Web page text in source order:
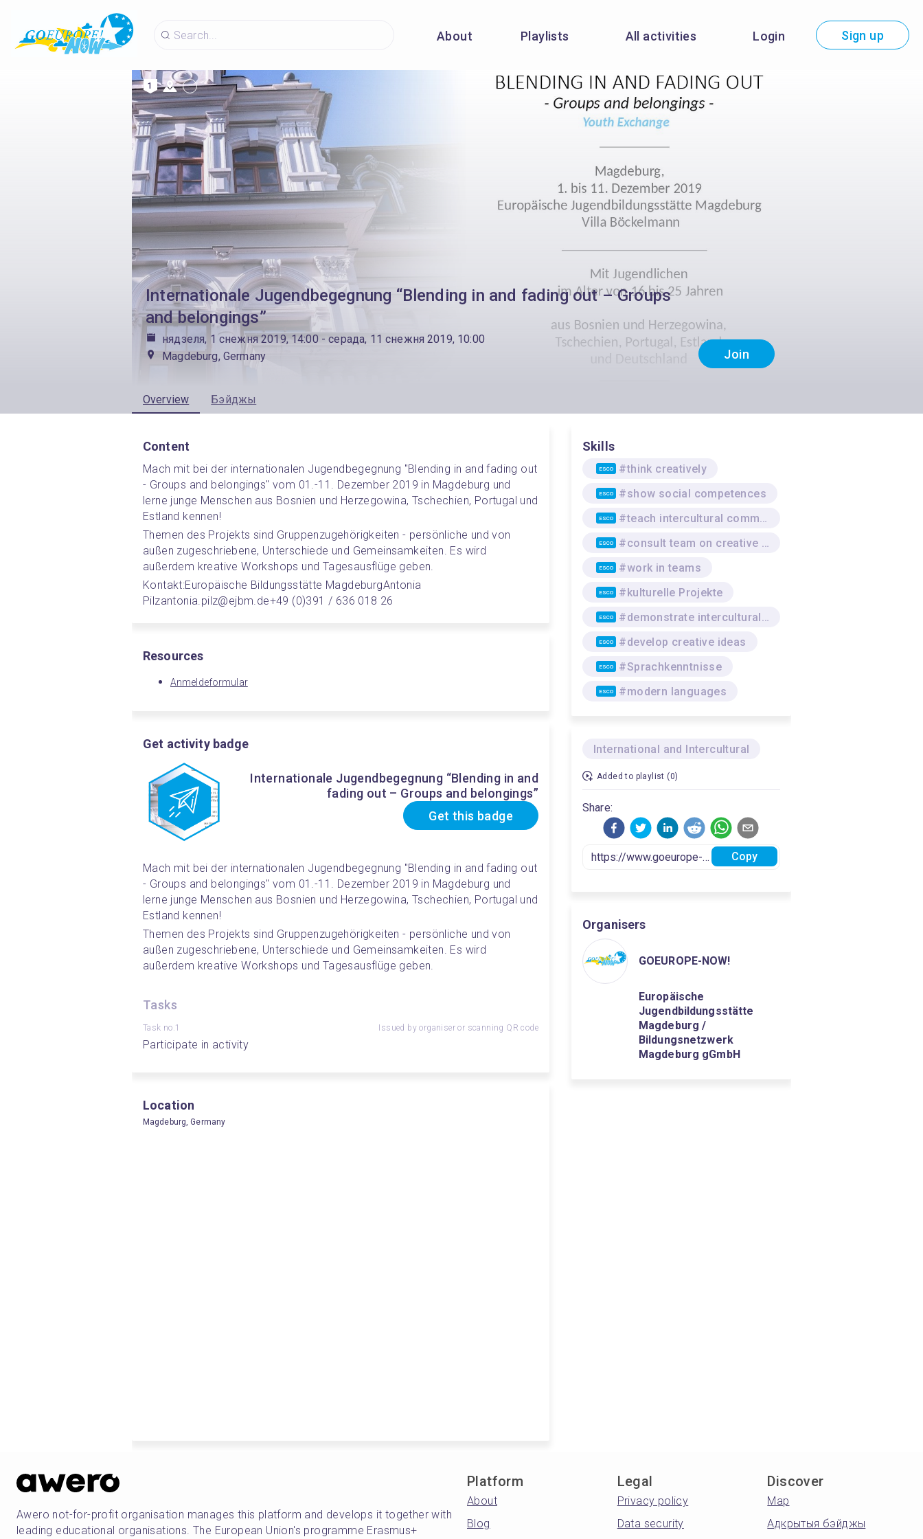
About Playlists All activities Login Sign up
1
Internationale Jugendbegegnung “Blending in and fading out – Groups
and belongings”
нядзеля, 1 снежня 2019, 14:00- серада, 11 снежня 2019, 10:00
Magdeburg, Germany
Join
Overview Бэйджы
Content
Mach mit bei der internationalen Jugendbegegnung "Blending in and fading out
- Groups and belongings" vom 01.-11. Dezember 2019 in Magdeburg und
lerne junge Menschen aus Bosnien und Herzegowina, Tschechien, Portugal und
Estland kennen!
Themen des Projekts sind Gruppenzugehörigkeiten - persönliche und von
außen zugeschriebene, Unterschiede und Gemeinsamkeiten. Es wird
außerdem kreative Workshops und Tagesausflüge geben.
Kontakt:Europäische Bildungsstätte MagdeburgAntonia
Pilzantonia.pilz@ejbm.de+49 (0)391 / 636 018 26
Resources
Anmeldeformular
Get activity badge
Internationale Jugendbegegnung “Blending in and
fading out – Groups and belongings”
Get this badge
Mach mit bei der internationalen Jugendbegegnung "Blending in and fading out
- Groups and belongings" vom 01.-11. Dezember 2019 in Magdeburg und
lerne junge Menschen aus Bosnien und Herzegowina, Tschechien, Portugal und
Estland kennen!
Themen des Projekts sind Gruppenzugehörigkeiten - persönliche und von
außen zugeschriebene, Unterschiede und Gemeinsamkeiten. Es wird
außerdem kreative Workshops und Tagesausflüge geben.
Tasks
Task no.1 Issued by organiser or scanning QR code
Participate in activity
Location
Magdeburg, Germany
Skills
ESCO #think creatively
ESCO #show social competences
ESCO #teach intercultural communication methods
ESCO #consult team on creative project
ESCO #work in teams
ESCO #kulturelle Projekte
ESCO #demonstrate intercultural competence
ESCO #develop creative ideas
ESCO #Sprachkenntnisse
ESCO #modern languages
International and Intercultural
Added to playlist (0)
Share:
Copy
Organisers
GOEUROPE-NOW!
Europäische
Jugendbildungsstätte
Magdeburg /
Bildungsnetzwerk
Magdeburg gGmbH
Awero not-for-profit organisation manages this platform and develops it together with
leading educational organisations. The European Union's programme Erasmus+
Platform
About
Blog
Legal
Privacy policy
Data security
Discover
Map
Адкрытыя бэйджы